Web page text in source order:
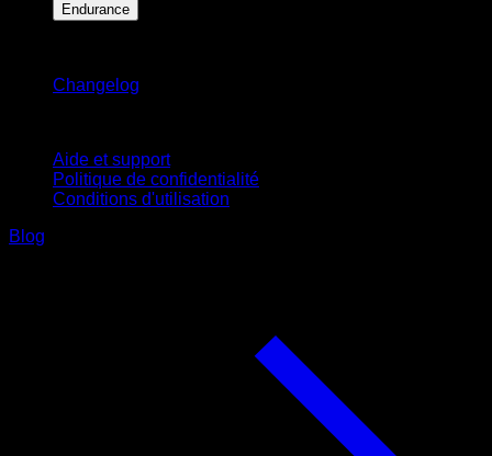
Endurance
Changelog
Aide et support
Politique de confidentialité
Conditions d'utilisation
Blog